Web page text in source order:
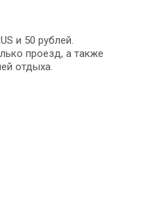
и 50 рублей.
проезд, а также
отдыха.